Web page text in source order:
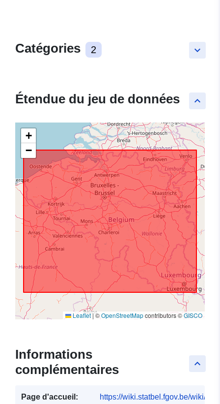
keyboard_arrow_down
Catégories 2
keyboard_arrow_up
Étendue du jeu de données
+
−
Leaflet|©OpenStreetMapcontributors ©GISCO
keyboard_arrow_up
Informations
complémentaires
Page d'accueil: https://wiki.statbel.fgov.be/wiki/